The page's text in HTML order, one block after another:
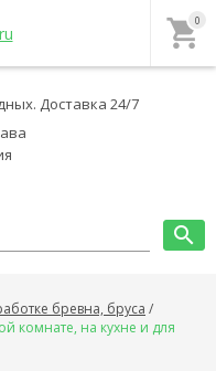
local_grocery_store0
Доставка 24/7
search
бревна, бруса
комнате, на кухне и для